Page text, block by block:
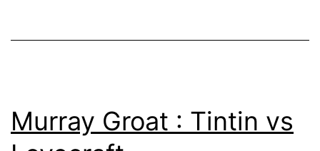
Murray Groat : Tintin vs